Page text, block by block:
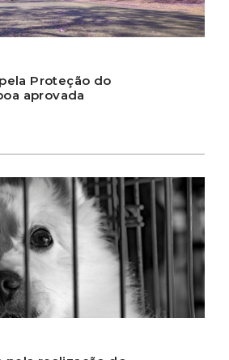
Proteção do
aprovada